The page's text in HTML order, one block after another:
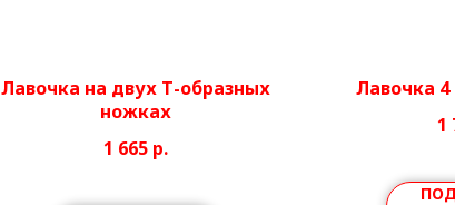
Лавочка на двух Т-образных
ножках
1 665 р.
Лавочка
1